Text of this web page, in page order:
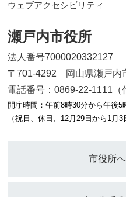
ウェブアクセシビリティ
瀬戸内市役所
法人番号7000020332127
〒701-4292 岡山県瀬戸内
電話番号：0869-22-1111（
開庁時間：午前8時30分から午後5
（祝日、休日、12月29日から1月
市役所